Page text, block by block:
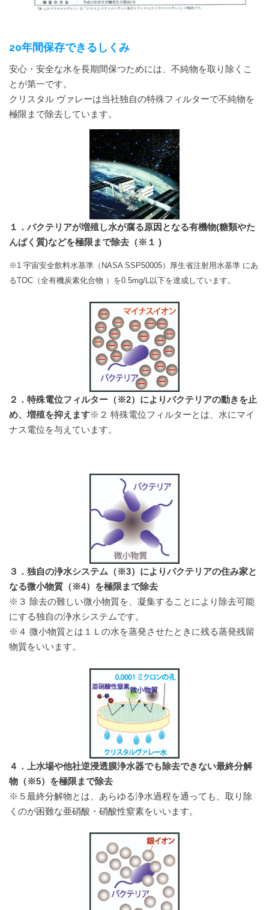
20年間保存できるしくみ
安心・安全な水を長期間保つためには、不純物を取り除くこ
とが第一です。
クリスタル ヴァレーは当社独自の特殊フィルターで不純物を
極限まで除去しています。
１．バクテリアが増殖し水が腐る原因となる有機物(糖類やた
んぱく質)などを極限まで除去（※１ )
※1 宇宙安全飲料水基準（NASA SSP50005）厚生省注射用水基準 にあ
るTOC（全有機炭素化合物 ）を0.5mg/L以下を達成しています。
２．特殊電位フィルター（※2）によりバクテリアの動きを止
め、増殖を抑えます※２ 特殊電位フィルターとは、水にマイ
ナス電位を与えています。
３．独自の浄水システム（※3）によりバクテリアの住み家と
なる微小物質（※4）を極限まで除去
※３ 除去の難しい微小物質を、凝集することにより除去可能
にする独自の浄水システムです。
※４ 微小物質とは１Ｌの水を蒸発させたときに残る蒸発残留
物質をいいます。
４．上水場や他社逆浸透膜浄水器でも除去できない最終分解
物（※5）を極限まで除去
※５最終分解物とは、あらゆる浄水過程を通っても、取り除
くのが困難な亜硝酸・硝酸性窒素をいいます。